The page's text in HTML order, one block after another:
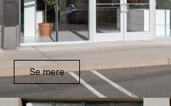
Se mere